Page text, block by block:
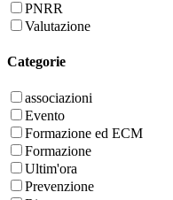
PNRR
Valutazione
Categorie
associazioni
Evento
Formazione ed ECM
Formazione
Ultim'ora
Prevenzione